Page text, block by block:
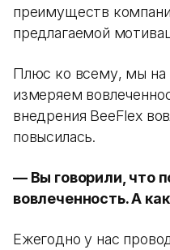
преимуществ
предлагаемой
Плюс ко всему, мы на
измеряем
внедрения BeeFlex
повысилась.
— Вы говорили, что
вовлеченность. А
Ежегодно у нас